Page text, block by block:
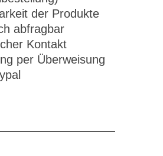
der Produkte
abfragbar
Kontakt
per Überweisung